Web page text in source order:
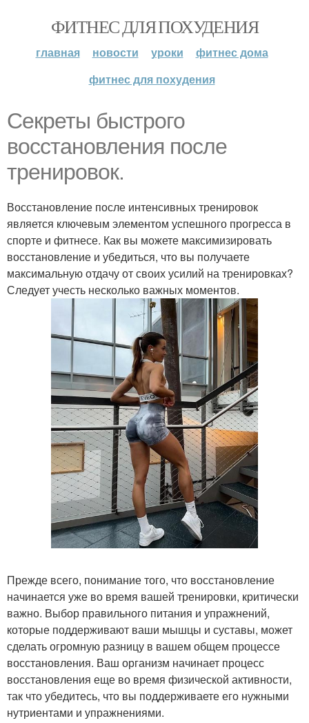
ФИТНЕС ДЛЯ ПОХУДЕНИЯ
главная новости уроки
фитнес дома
фитнес для похудения
Секреты быстрого
восстановления после
тренировок.
Восстановление после интенсивных тренировок
является ключевым элементом успешного прогресса в
спорте и фитнесе. Как вы можете максимизировать
восстановление и убедиться, что вы получаете
максимальную отдачу от своих усилий на тренировках?
Следует учесть несколько важных моментов.
Прежде всего, понимание того, что восстановление
начинается уже во время вашей тренировки, критически
важно. Выбор правильного питания и упражнений,
которые поддерживают ваши мышцы и суставы, может
сделать огромную разницу в вашем общем процессе
восстановления. Ваш организм начинает процесс
восстановления еще во время физической активности,
так что убедитесь, что вы поддерживаете его нужными
нутриентами и упражнениями.